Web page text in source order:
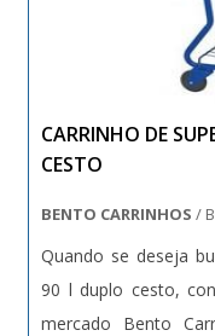
CARRINHO DE
CESTO
BENTO CARRINHOS /
Quando se deseja
90 l duplo cesto,
mercado Bento